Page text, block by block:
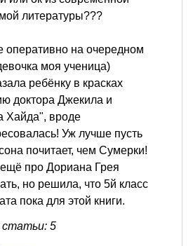
литературы???
оперативно на очередном
моя ученица)
ребёнку в красках
доктора Джекила и
Хайда", вроде
Уж лучше пусть
почитает, чем Сумерки!
про Дориана Грея
но решила, что 5й класс
пока для этой книги.
статьи: 5